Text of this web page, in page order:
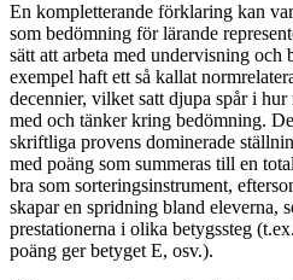
En kompletterande förklaring kan
som bedömning för lärande
sätt att arbeta med undervisning
exempel haft ett så kallat
decennier, vilket satt djupa spår i
med och tänker kring bedömning.
skriftliga provens dominerade
med poäng som summeras till en
bra som sorteringsinstrument,
skapar en spridning bland eleverna,
prestationerna i olika betygssteg
poäng ger betyget E, osv.).